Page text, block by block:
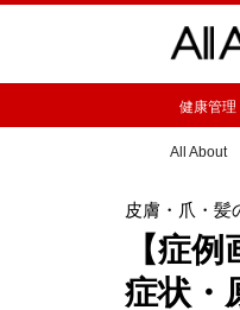
健康管理
All About
皮膚・爪・髪
【症
症状・